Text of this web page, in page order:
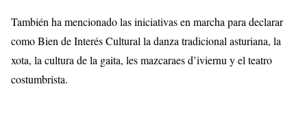
También ha mencionado las iniciativas en marcha para declarar
como Bien de Interés Cultural la danza tradicional asturiana, la
xota, la cultura de la gaita, les mazcaraes d’iviernu y el teatro
costumbrista.